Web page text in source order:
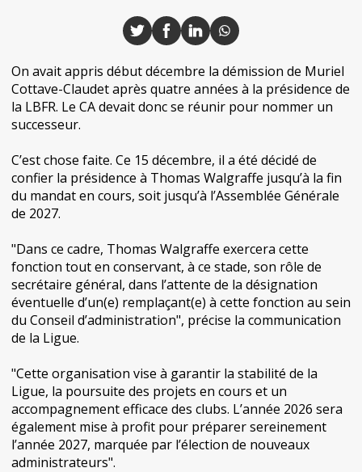
On avait appris début décembre la démission de Muriel
Cottave-Claudet après quatre années à la présidence de
la LBFR. Le CA devait donc se réunir pour nommer un
successeur.
C’est chose faite. Ce 15 décembre, il a été décidé de
confier la présidence à Thomas Walgraffe jusqu’à la fin
du mandat en cours, soit jusqu’à l’Assemblée Générale
de 2027.
"Dans ce cadre, Thomas Walgraffe exercera cette
fonction tout en conservant, à ce stade, son rôle de
secrétaire général, dans l’attente de la désignation
éventuelle d’un(e) remplaçant(e) à cette fonction au sein
du Conseil d’administration", précise la communication
de la Ligue.
"Cette organisation vise à garantir la stabilité de la
Ligue, la poursuite des projets en cours et un
accompagnement efficace des clubs. L’année 2026 sera
également mise à profit pour préparer sereinement
l’année 2027, marquée par l’élection de nouveaux
administrateurs".